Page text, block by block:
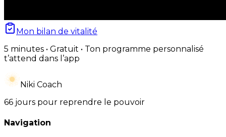
Mon bilan de vitalité
5 minutes • Gratuit • Ton programme personnalisé
t’attend dans l’app
Niki Coach
66 jours pour reprendre le pouvoir
Navigation